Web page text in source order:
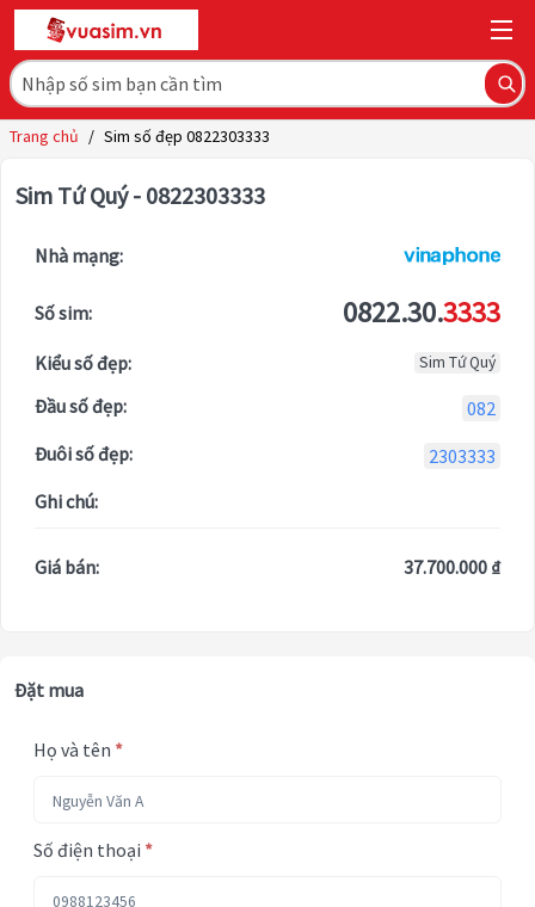
Trang chủ / Sim số đẹp 0822303333
Sim Tứ Quý - 0822303333
Nhà mạng:
Số sim: 0822.30.3333
Kiểu số đẹp: Sim Tứ Quý
Đầu số đẹp:
082
Đuôi số đẹp:
2303333
Ghi chú:
Giá bán: 37.700.000 ₫
Đặt mua
Họ và tên *
Số điện thoại *